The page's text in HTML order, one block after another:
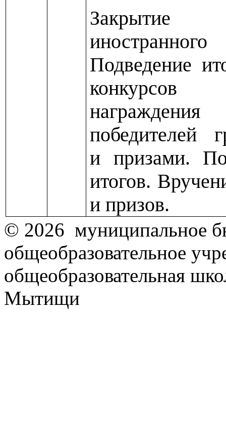
Закрытие
Подведение
награждения
победителей
и призами.
итогов.
и призов.
© 2026 муниципальное
общеобразовательное
общеобразовательная
Мытищи